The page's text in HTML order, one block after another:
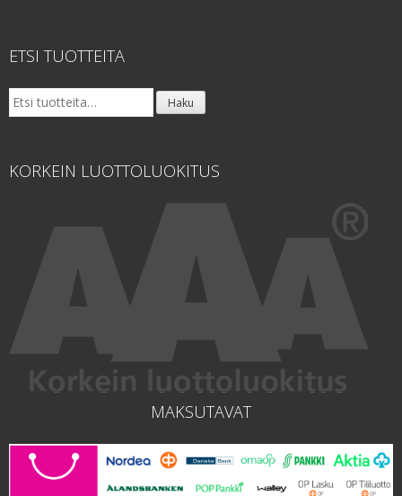
ETSI TUOTTEITA
Etsi: Haku
KORKEIN LUOTTOLUOKITUS
MAKSUTAVAT